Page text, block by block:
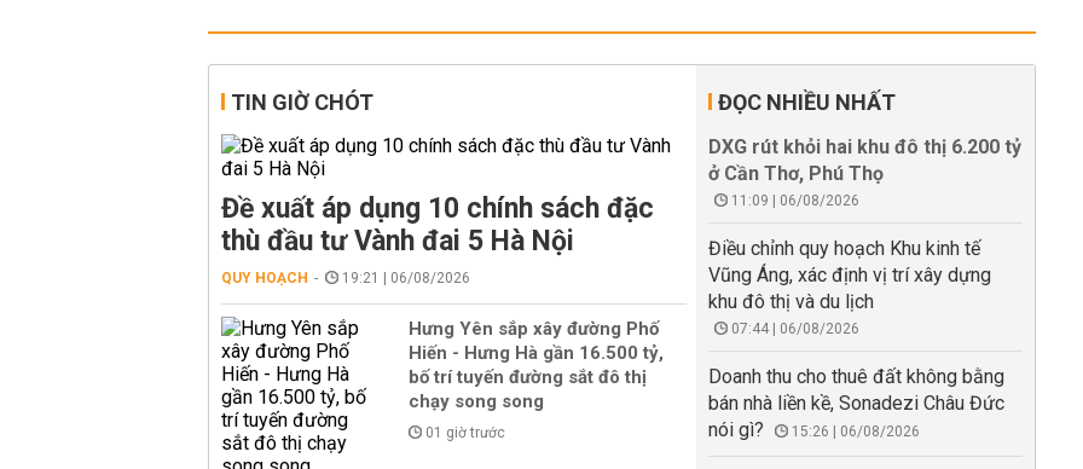
TIN GIỜ CHÓT
Đề xuất áp dụng 10 chính sách đặc
thù đầu tư Vành đai 5 Hà Nội
QUY HOẠCH 19:21 | 06/08/2026
Hưng Yên sắp xây đường Phố
Hiến - Hưng Hà gần 16.500 tỷ,
bố trí tuyến đường sắt đô thị
chạy song song
01 giờ trước
ĐỌC NHIỀU NHẤT
DXG rút khỏi hai khu đô thị 6.200 tỷ
ở Cần Thơ, Phú Thọ
11:09 | 06/08/2026
Điều chỉnh quy hoạch Khu kinh tế
Vũng Áng, xác định vị trí xây dựng
khu đô thị và du lịch
07:44 | 06/08/2026
Doanh thu cho thuê đất không bằng
bán nhà liền kề, Sonadezi Châu Đức
nói gì?
15:26 | 06/08/2026